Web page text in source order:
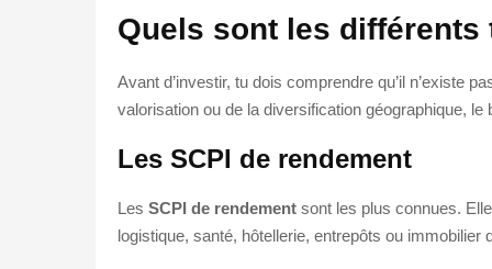
Quels sont les
Avant d’investir, tu dois comprendre qu’il n’existe
valorisation ou de la diversification géographique,
Les SCPI de rendement
Les SCPI de rendement sont les plus connues.
logistique, santé, hôtellerie, entrepôts ou immobilier